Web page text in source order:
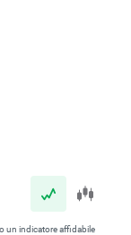
anno
un indicatore affidabile